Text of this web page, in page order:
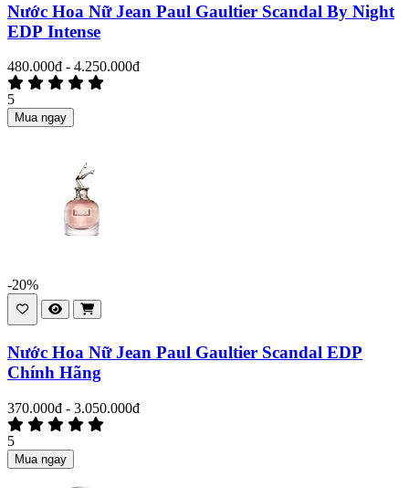
Nước Hoa Nữ Jean Paul Gaultier Scandal By Night
EDP Intense
480.000đ - 4.250.000đ
5
Mua ngay
-20%
Nước Hoa Nữ Jean Paul Gaultier Scandal EDP
Chính Hãng
370.000đ - 3.050.000đ
5
Mua ngay